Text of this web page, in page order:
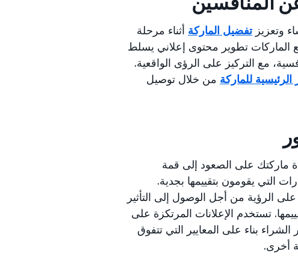
وتعزيزتفضيل الماركة أثناء مرحلة
الماركات تطوير محتوى إعلاني يسلط
مع التركيز على الرؤى الواقعية.
الرئيسية للماركة من خلال توصيل
ماركتك على الصعود إلى قمة
التي يقومون بتقييمها بجدية.
الرؤية من أجل الوصول إلى التأثير
تستخدم الإعلانات المرتكزة على
بناء على المعايير التي تتفوق
أخرى.